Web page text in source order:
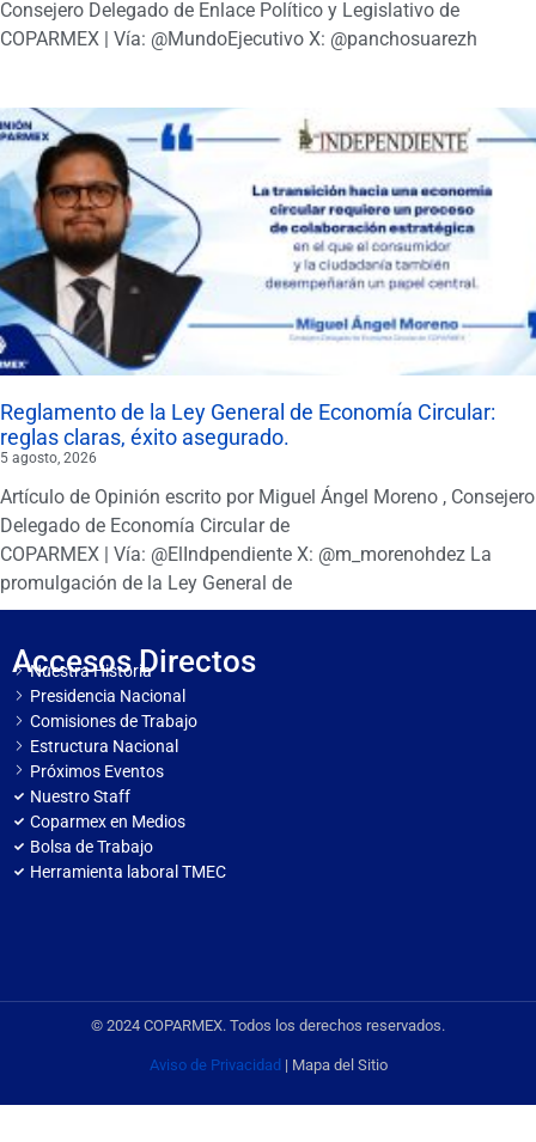
Consejero Delegado de Enlace Político y Legislativo de
COPARMEX | Vía: @MundoEjecutivo X: @panchosuarezh
Reglamento de la Ley General de Economía Circular:
reglas claras, éxito asegurado.
5 agosto, 2026
Artículo de Opinión escrito por Miguel Ángel Moreno , Consejero
Delegado de Economía Circular de
COPARMEX | Vía: @ElIndpendiente X: @m_morenohdez La
promulgación de la Ley General de
Accesos Directos
Nuestra Historia
Presidencia Nacional
Comisiones de Trabajo
Estructura Nacional
Próximos Eventos
Nuestro Staff
Coparmex en Medios
Bolsa de Trabajo
Herramienta laboral TMEC
© 2024 COPARMEX. Todos los derechos reservados.
Aviso de Privacidad| Mapa del Sitio